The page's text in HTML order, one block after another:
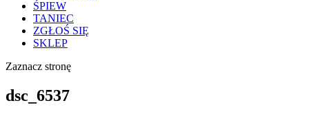
ŚPIEW
TANIEC
ZGŁOŚ SIĘ
SKLEP
Zaznacz stronę
dsc_6537